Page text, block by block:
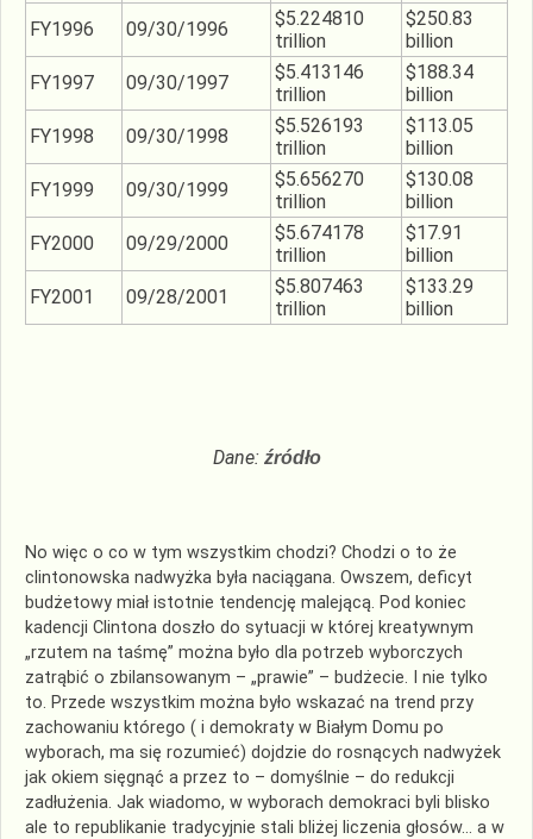
FY1996
09/30/1996
$5.224810
trillion
$250.83
billion
FY1997
09/30/1997
$5.413146
trillion
$188.34
billion
FY1998
09/30/1998
$5.526193
trillion
$113.05
billion
FY1999
09/30/1999
$5.656270
trillion
$130.08
billion
FY2000
09/29/2000
$5.674178
trillion
$17.91
billion
FY2001
09/28/2001
$5.807463
trillion
$133.29
billion
Dane: źródło
No więc o co w tym wszystkim chodzi? Chodzi o to że
clintonowska nadwyżka była naciągana. Owszem, deficyt
budżetowy miał istotnie tendencję malejącą. Pod koniec
kadencji Clintona doszło do sytuacji w której kreatywnym
„rzutem na taśmę” można było dla potrzeb wyborczych
zatrąbić o zbilansowanym – „prawie” – budżecie. I nie tylko
to. Przede wszystkim można było wskazać na trend przy
zachowaniu którego ( i demokraty w Białym Domu po
wyborach, ma się rozumieć) dojdzie do rosnących nadwyżek
jak okiem sięgnąć a przez to – domyślnie – do redukcji
zadłużenia. Jak wiadomo, w wyborach demokraci byli blisko
ale to republikanie tradycyjnie stali bliżej liczenia głosów… a w